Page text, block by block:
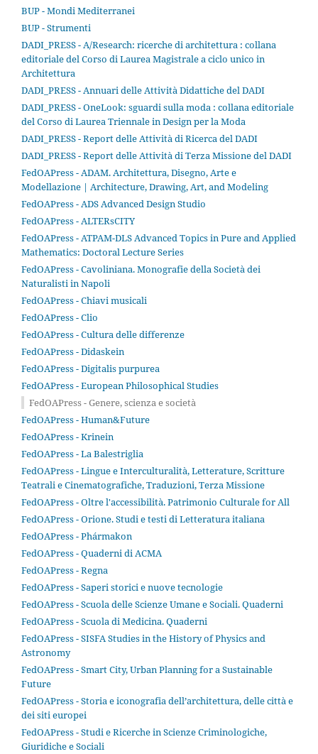
BUP - Mondi Mediterranei
BUP - Strumenti
DADI_PRESS - A/Research: ricerche di architettura : collana
editoriale del Corso di Laurea Magistrale a ciclo unico in
Architettura
DADI_PRESS - Annuari delle Attività Didattiche del DADI
DADI_PRESS - OneLook: sguardi sulla moda : collana editoriale
del Corso di Laurea Triennale in Design per la Moda
DADI_PRESS - Report delle Attività di Ricerca del DADI
DADI_PRESS - Report delle Attività di Terza Missione del DADI
FedOAPress - ADAM. Architettura, Disegno, Arte e
Modellazione | Architecture, Drawing, Art, and Modeling
FedOAPress - ADS Advanced Design Studio
FedOAPress - ALTERsCITY
FedOAPress - ATPAM-DLS Advanced Topics in Pure and Applied
Mathematics: Doctoral Lecture Series
FedOAPress - Cavoliniana. Monografie della Società dei
Naturalisti in Napoli
FedOAPress - Chiavi musicali
FedOAPress - Clio
FedOAPress - Cultura delle differenze
FedOAPress - Didaskein
FedOAPress - Digitalis purpurea
FedOAPress - European Philosophical Studies
FedOAPress - Genere, scienza e società
FedOAPress - Human&Future
FedOAPress - Krinein
FedOAPress - La Balestriglia
FedOAPress - Lingue e Interculturalità, Letterature, Scritture
Teatrali e Cinematografiche, Traduzioni, Terza Missione
FedOAPress - Oltre l'accessibilità. Patrimonio Culturale for All
FedOAPress - Orione. Studi e testi di Letteratura italiana
FedOAPress - Phármakon
FedOAPress - Quaderni di ACMA
FedOAPress - Regna
FedOAPress - Saperi storici e nuove tecnologie
FedOAPress - Scuola delle Scienze Umane e Sociali. Quaderni
FedOAPress - Scuola di Medicina. Quaderni
FedOAPress - SISFA Studies in the History of Physics and
Astronomy
FedOAPress - Smart City, Urban Planning for a Sustainable
Future
FedOAPress - Storia e iconografia dell’architettura, delle città e
dei siti europei
FedOAPress - Studi e Ricerche in Scienze Criminologiche,
Giuridiche e Sociali